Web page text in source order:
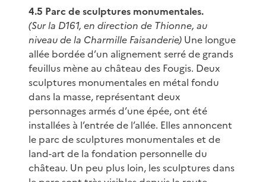
4.5 Parc de sculptures monumentales.
(Sur la D161, en direction de Thionne, au
niveau de la Charmille Faisanderie) Une longue
allée bordée d’un alignement serré de grands
feuillus mène au château des Fougis. Deux
sculptures monumentales en métal fondu
dans la masse, représentant deux
personnages armés d’une épée, ont été
installées à l’entrée de l’allée. Elles annoncent
le parc de sculptures monumentales et de
land-art de la fondation personnelle du
château. Un peu plus loin, les sculptures dans